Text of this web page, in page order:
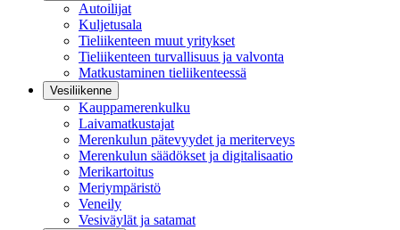
Autoilijat
Kuljetusala
Tieliikenteen muut yritykset
Tieliikenteen turvallisuus ja valvonta
Matkustaminen tieliikenteessä
Vesiliikenne
Kauppamerenkulku
Laivamatkustajat
Merenkulun pätevyydet ja meriterveys
Merenkulun säädökset ja digitalisaatio
Merikartoitus
Meriympäristö
Veneily
Vesiväylät ja satamat